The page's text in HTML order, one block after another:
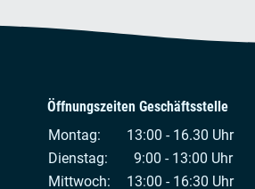
Öffnungszeiten Geschäftsstelle
Montag:
13:00 - 16.30 Uhr
Dienstag:
9:00 - 13:00 Uhr
Mittwoch:
13:00 - 16:30 Uhr